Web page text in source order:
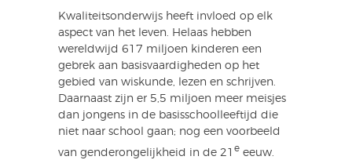
Kwaliteitsonderwijs heeft invloed op elk
aspect van het leven. Helaas hebben
wereldwijd 617 miljoen kinderen een
gebrek aan basisvaardigheden op het
gebied van wiskunde, lezen en schrijven.
Daarnaast zijn er 5,5 miljoen meer meisjes
dan jongens in de basisschoolleeftijd die
niet naar school gaan; nog een voorbeeld
van genderongelijkheid in de 21
e eeuw.